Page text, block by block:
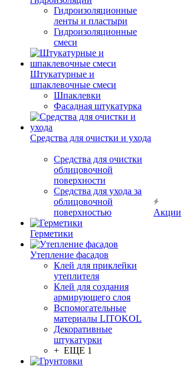
Гидроизоляционные
ленты и пластыри
Гидроизоляционные
смеси
Штукатурные и
шпаклевочные смеси
Шпаклевки
Фасадная штукатурка
Средства для очистки и ухода
Средства для очистки
облицовочной
поверхности
Средства для ухода за
облицовочной
поверхностью
Герметики
Утепление фасадов
Клей для приклейки
утеплителя
Клей для создания
армирующего слоя
Вспомогательные
материалы LITOKOL
Декоративные
штукатурки
+ ЕЩЕ 1
Акции